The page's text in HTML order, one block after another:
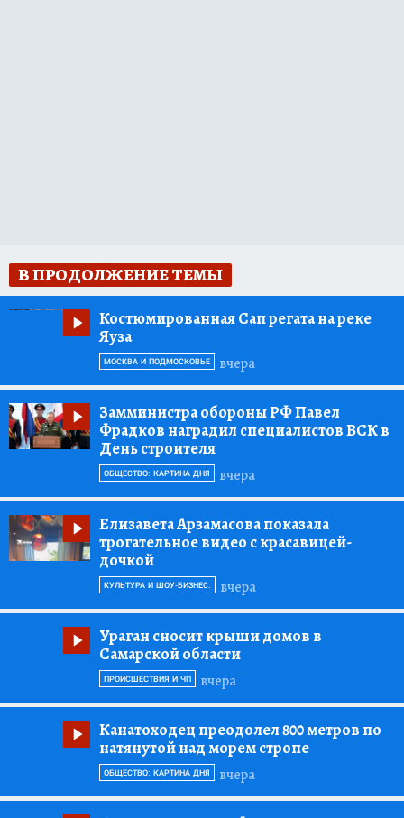
В ПРОДОЛЖЕНИЕ ТЕМЫ
Костюмированная Сап регата на реке
Яуза
вчера
МОСКВА И ПОДМОСКОВЬЕ
Замминистра обороны РФ Павел
Фрадков наградил специалистов ВСК в
День строителя
вчера
ОБЩЕСТВО: КАРТИНА ДНЯ
Елизавета Арзамасова показала
трогательное видео с красавицей-
дочкой
вчера
КУЛЬТУРА И ШОУ-БИЗНЕС.
Ураган сносит крыши домов в
Самарской области
вчера
ПРОИСШЕСТВИЯ И ЧП
Канатоходец преодолел 800 метров по
натянутой над морем стропе
вчера
ОБЩЕСТВО: КАРТИНА ДНЯ